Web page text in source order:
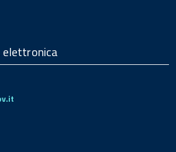
elettronica